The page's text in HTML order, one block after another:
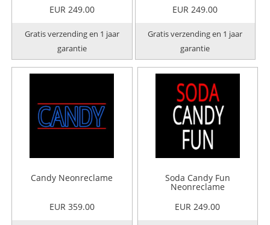
EUR 249.00
Gratis verzending en 1 jaar
garantie
EUR 249.00
Gratis verzending en 1 jaar
garantie
Candy Neonreclame
EUR 359.00
Soda Candy Fun
Neonreclame
EUR 249.00